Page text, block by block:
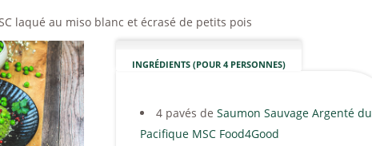
laqué au miso blanc et écrasé de petits pois
INGRÉDIENTS (POUR 4 PERSONNES)
4 pavés deSaumon Sauvage Argenté du
Pacifique MSC Food4Good